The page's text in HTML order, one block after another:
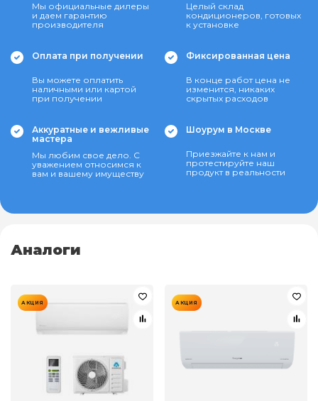
Мы официальные дилеры
и даем гарантию
производителя
Целый склад
кондиционеров, готовых
к установке
Оплата при получении
Вы можете оплатить
наличными или картой
при получении
Фиксированная цена
В конце работ цена не
изменится, никаких
скрытых расходов
Аккуратные и вежливые
мастера
Мы любим свое дело. С
уважением относимся к
вам и вашему имуществу
Шоурум в Москве
Приезжайте к нам и
протестируйте наш
продукт в реальности
Аналоги
АКЦИЯ АКЦИЯ